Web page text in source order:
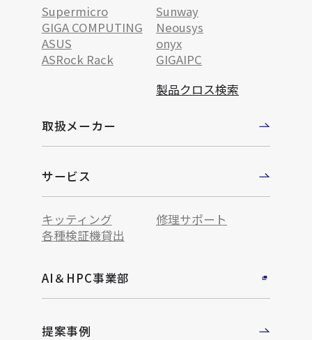
Supermicro
Sunway
GIGA COMPUTING
Neousys
ASUS
onyx
ASRock Rack
GIGAIPC
製品クロス検索
取扱メーカー
サービス
キッティング
修理サポート
各種検証機貸出
AI＆HPC事業部
提案事例